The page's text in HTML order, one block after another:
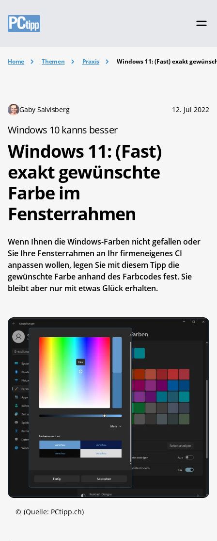
Home Themen Praxis Windows 11: (Fast) exakt
Gaby Salvisberg 12. Jul 2022
Windows 10 kanns besser
Windows 11: (Fast)
exakt gewünschte
Farbe im
Fensterrahmen
Wenn Ihnen die Windows-Farben nicht gefallen oder
Sie Ihre Fensterrahmen an Ihr firmeneigenes CI
anpassen wollen, legen Sie mit diesem Tipp die
gewünschte Farbe anhand des Farbcodes fest. Sie
bleibt aber nur mit etwas Glück erhalten.
© (Quelle: PCtipp.ch)